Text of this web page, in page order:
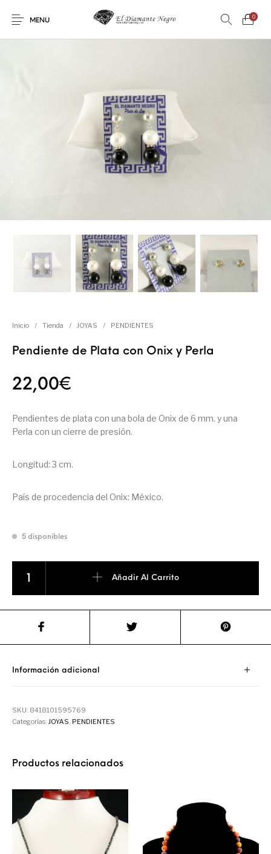
MENU
0
En oferta ! DECORACIÓN
JOYAS
CONSUMO
Inicio / Tienda / JOYAS / PENDIENTES
Pendiente de Plata con Onix y Perla
22,00€
Pendientes de plata con una bola de Onix de 6 mm. y una
Perla con un cierre de presión.
Longitud: 3 cm.
País de procedencia del Onix: México.
5 disponibles
Añadir Al Carrito
Información adicional
SKU: 8418101595769
Categorías:JOYAS, PENDIENTES
Productos relacionados